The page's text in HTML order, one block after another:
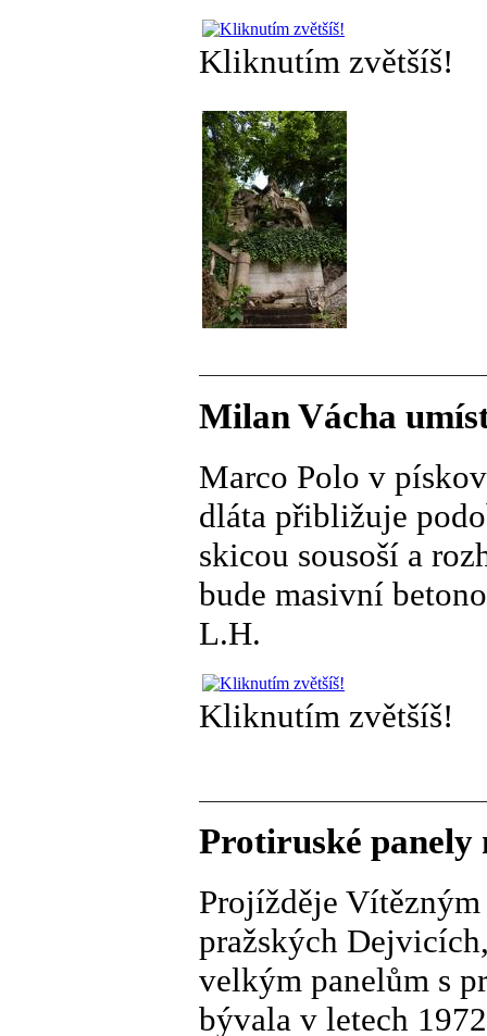
Kliknutím zvětšíš!
Milan Vácha
Marco Polo v
dláta přibližuje
skicou sousoší a
bude masivní
L.H.
Kliknutím zvětšíš!
Protiruské panely
Projížděje
pražských
velkým panelům s
bývala v letech